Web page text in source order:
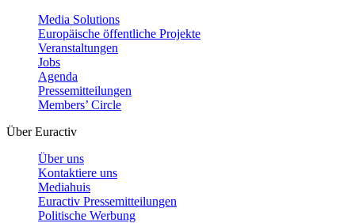
Media Solutions
Europäische öffentliche Projekte
Veranstaltungen
Jobs
Agenda
Pressemitteilungen
Members’ Circle
Über Euractiv
Über uns
Kontaktiere uns
Mediahuis
Euractiv Pressemitteilungen
Politische Werbung